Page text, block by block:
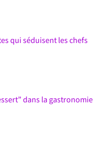
qui séduisent les chefs
dans la gastronomie